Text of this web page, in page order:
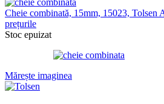
Cheie combinată, 15mm, 15023, Tolsen
prețurile
Stoc epuizat
Mărește imaginea